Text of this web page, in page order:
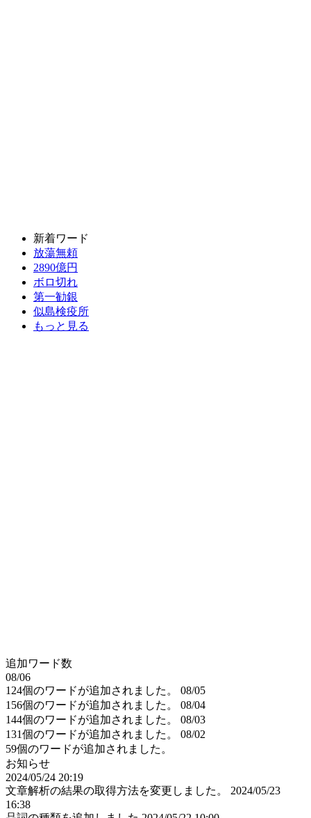
新着ワード
放蕩無頼
2890億円
ボロ切れ
第一勧銀
似島検疫所
もっと見る
追加ワード数
08/06
124個のワードが追加されました。
08/05
156個のワードが追加されました。
08/04
144個のワードが追加されました。
08/03
131個のワードが追加されました。
08/02
59個のワードが追加されました。
お知らせ
2024/05/24 20:19
文章解析の結果の取得方法を変更しました。
2024/05/23
16:38